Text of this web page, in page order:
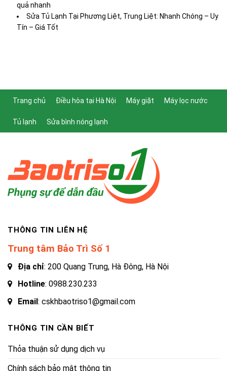
quả nhanh
Sửa Tủ Lạnh Tại Phương Liệt, Trung Liệt: Nhanh Chóng – Uy
Tín – Giá Tốt
Trang chủ Điều hòa tại Hà Nội Máy giặt Máy lọc nước
Tủ lạnh Sửa bình nóng lạnh
THÔNG TIN LIÊN HỆ
Trung tâm Bảo Trì Số 1
Địa chỉ: 200 Quang Trung, Hà Đông, Hà Nội
Hotline: 0988.230.233
Email: cskhbaotriso1@gmail.com
THÔNG TIN CẦN BIẾT
Thỏa thuận sử dụng dịch vụ
Chính sách bảo mật thông tin